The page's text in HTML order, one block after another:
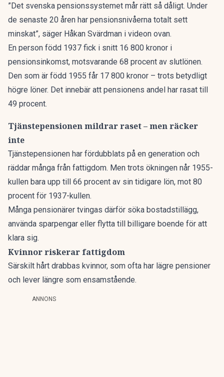
”Det svenska pensionssystemet mår rätt så dåligt. Under
de senaste 20 åren har pensionsnivåerna totalt sett
minskat”, säger Håkan Svärdman i videon ovan.
En person född 1937 fick i snitt 16 800 kronor i
pensionsinkomst, motsvarande 68 procent av slutlönen.
Den som är född 1955 får 17 800 kronor – trots betydligt
högre löner. Det innebär att pensionens andel har rasat till
49 procent.
Tjänstepensionen mildrar raset – men räcker
inte
Tjänstepensionen har fördubblats på en generation och
räddar många från fattigdom. Men trots ökningen når 1955-
kullen bara upp till 66 procent av sin tidigare lön, mot 80
procent för 1937-kullen.
Många pensionärer tvingas därför söka bostadstillägg,
använda sparpengar eller flytta till billigare boende för att
klara sig.
Kvinnor riskerar fattigdom
Särskilt hårt drabbas kvinnor, som ofta har lägre pensioner
och lever längre som ensamstående.
ANNONS